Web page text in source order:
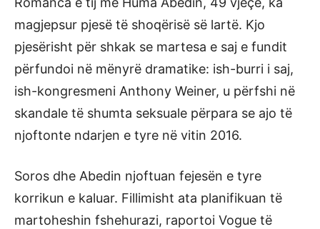
magjepsur pjesë të shoqërisë së lartë. Kjo
pjesërisht për shkak se martesa e saj e fundit
përfundoi në mënyrë dramatike: ish-burri i saj,
ish-kongresmeni Anthony Weiner, u përfshi në
skandale të shumta seksuale përpara se ajo të
njoftonte ndarjen e tyre në vitin 2016.
Soros dhe Abedin njoftuan fejesën e tyre
korrikun e kaluar. Fillimisht ata planifikuan të
martoheshin fshehurazi, raportoi Vogue të